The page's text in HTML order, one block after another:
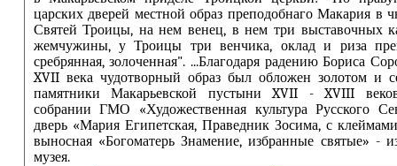
царских дверей местной образ преподобнаго Макария в
Святей Троицы, на нем венец, в нем три выставочных
жемчужины, у Троицы три венчика, оклад и риза
сребрянная, золоченная". ...Благодаря радению Бориса
XVII века чудотворный образ был обложен золотом и
памятники Макарьевской пустыни XVII - XVIII
собрании ГМО «Художественная культура Русского
дверь «Мария Египетская, Праведник Зосима, с
выносная «Богоматерь Знамение, избранные святые» -
музея.